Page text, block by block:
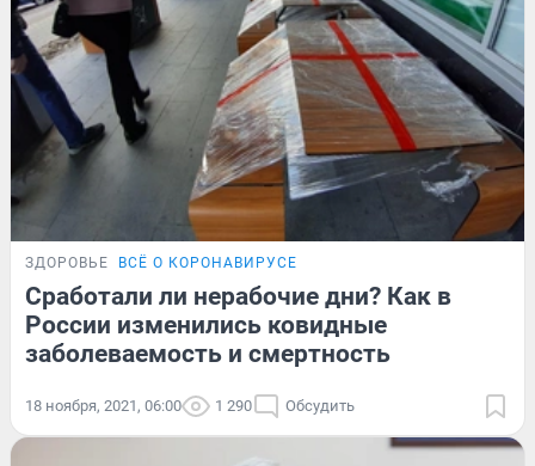
ЗДОРОВЬЕ ВСЁ О КОРОНАВИРУСЕ
Сработали ли нерабочие дни? Как в
России изменились ковидные
заболеваемость и смертность
18 ноября, 2021, 06:00 1 290 Обсудить